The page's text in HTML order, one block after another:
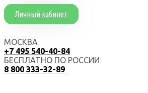
Личный кабинет
МОСКВА
+7 495 540-40-84
БЕСПЛАТНО ПО РОССИИ
8 800 333-32-89